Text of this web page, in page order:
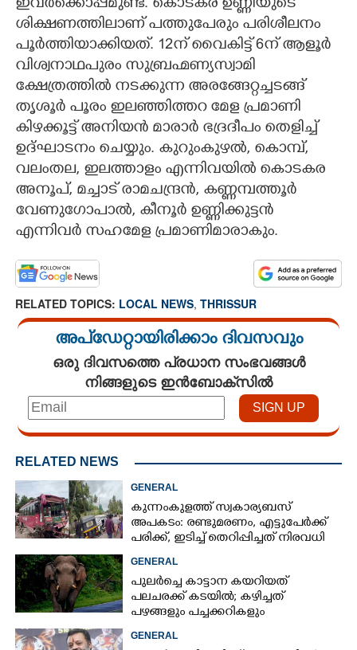
ഇവർക്കൊപ്പമുണ്ട്. കൊടകര ഉണ്ണിയുടെ
ശിക്ഷണത്തിലാണ് പത്തുപേരും പരിശീലനം
പൂർത്തിയാക്കിയത്. 12ന് വൈകിട്ട് 6ന് ആളൂർ
വിശ്വനാഥപുരം സുബ്രഹ്മണ്യസ്വാമി
ക്ഷേത്രത്തിൽ നടക്കുന്ന അരങ്ങേറ്റച്ചടങ്ങ്
തൃശൂർ പൂരം ഇലഞ്ഞിത്തറ മേള പ്രമാണി
കിഴക്കൂട്ട് അനിയൻ മാരാർ ഭദ്രദീപം തെളിച്ച്
ഉദ്ഘാടനം ചെയ്യും. കുറുംകുഴൽ, കൊമ്പ്,
വലംതല, ഇലത്താളം എന്നിവയിൽ കൊടകര
അനൂപ്, മച്ചാട് രാമചന്ദ്രൻ, കണ്ണമ്പത്തൂർ
വേണുഗോപാൽ, കീനൂർ ഉണ്ണിക്കുട്ടൻ
എന്നിവർ സഹമേള പ്രമാണിമാരാകും.
RELATED TOPICS: LOCAL NEWS, THRISSUR
അപ്ഡേറ്റായിരിക്കാം ദിവസവും
ഒരു ദിവസത്തെ പ്രധാന സംഭവങ്ങൾ
നിങ്ങളുടെ ഇൻബോക്സിൽ
RELATED NEWS
GENERAL
കുന്നംകുളത്ത് സ്വകാര്യബസ്
അപകടം: രണ്ടുമരണം, എട്ടുപേർക്ക്
പരിക്ക്, ഇടിച്ച് തെറിപ്പിച്ചത് നിരവധി
GENERAL
പുലർച്ചെ കാട്ടാന കയറിയത്
പലചരക്ക് കടയിൽ; കഴിച്ചത്
പഴങ്ങളും പച്ചക്കറികളും
GENERAL